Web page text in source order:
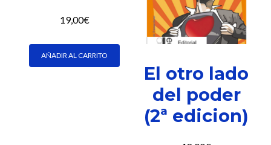
19,00€
AÑADIR AL CARRITO
El otro lado
del poder
(2ª edicion)